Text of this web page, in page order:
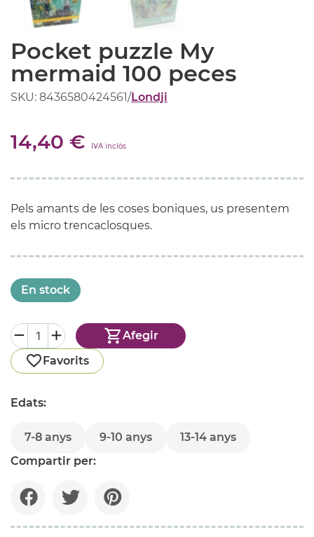
Pocket puzzle My
mermaid 100 peces
SKU: 8436580424561/Londji
14,40 € IVA inclòs
Pels amants de les coses boniques, us presentem
els micro trencaclosques.
En stock
Afegir
Favorits
Edats:
7-8 anys 9-10 anys
13-14 anys
Compartir per: